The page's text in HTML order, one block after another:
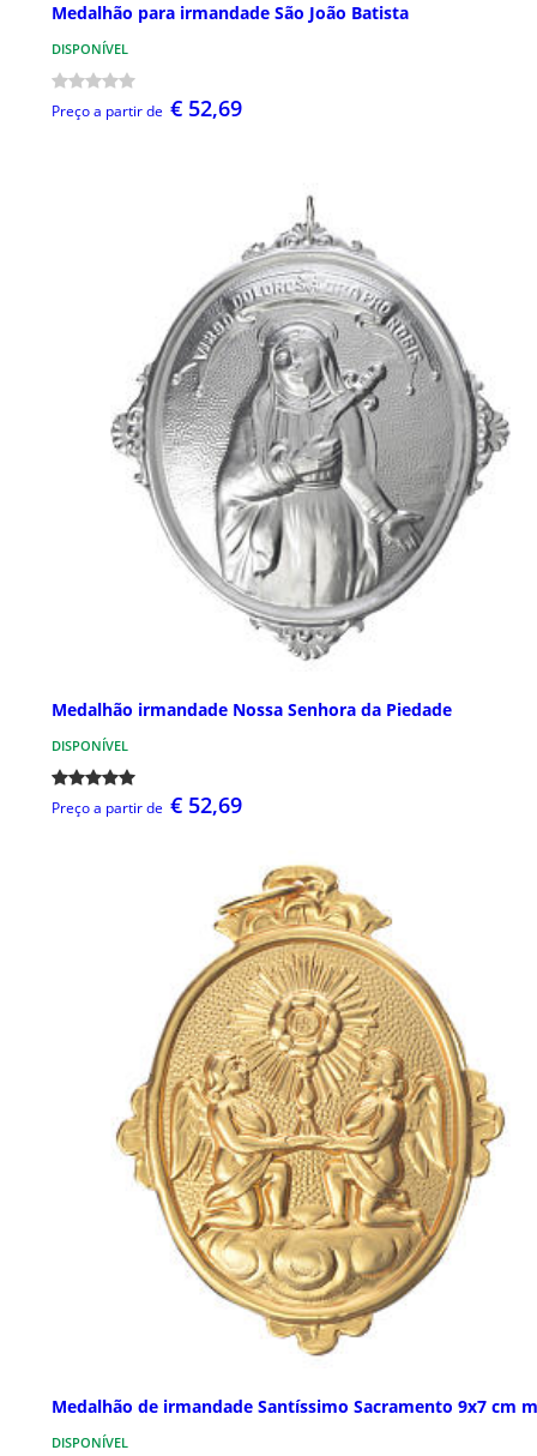
Medalhão para irmandade São João Batista
DISPONÍVEL
Preço a partir de € 52,69
Medalhão irmandade Nossa Senhora da Piedade
DISPONÍVEL
Preço a partir de € 52,69
Medalhão de irmandade Santíssimo Sacramento 9x7 cm
DISPONÍVEL